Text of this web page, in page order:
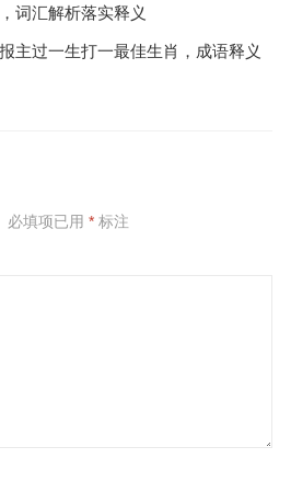
词汇解析落实释义
主过一生打一最佳生肖，成语释义
必填项已用 *标注